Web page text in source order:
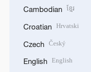
Cambodian ខ្មែរ
Croatian Hrvatski
Czech Český
English English